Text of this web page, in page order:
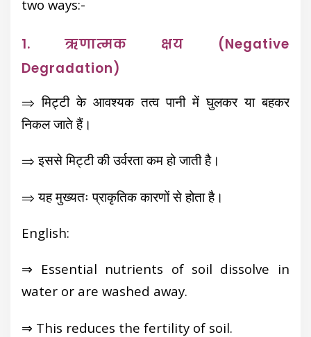
two ways:-
1. ऋणात्मक क्षय (Negative
Degradation)
⇒ मिट्टी के आवश्यक तत्व पानी में घुलकर या बहकर
निकल जाते हैं।
⇒ इससे मिट्टी की उर्वरता कम हो जाती है।
⇒ यह मुख्यतः प्राकृतिक कारणों से होता है।
English:
⇒ Essential nutrients of soil dissolve in
water or are washed away.
⇒ This reduces the fertility of soil.